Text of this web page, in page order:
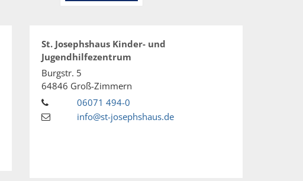
St. Josephshaus Kinder- und
Jugendhilfezentrum
Burgstr. 5
64846 Groß-Zimmern
06071 494-0
info@st-josephshaus.de